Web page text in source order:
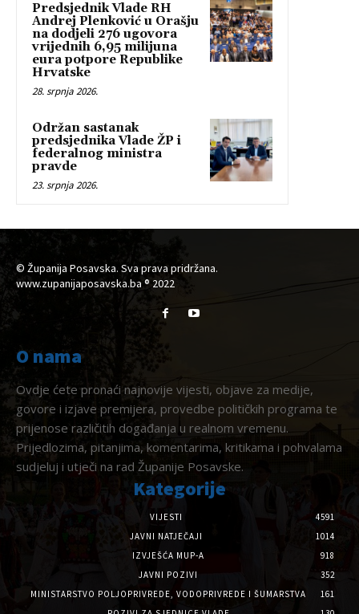
Predsjednik Vlade RH
Andrej Plenković u Orašju
na dodjeli 276 ugovora
vrijednih 6,95 milijuna
eura potpore Republike
Hrvatske
28. srpnja 2026.
Održan sastanak
predsjednika Vlade ŽP i
federalnog ministra
pravde
23. srpnja 2026.
© Županija Posavska. Sva prava pridržana.
www.zupanijaposavska.ba ® 2022
O nama
Ovdje ćete pronaći najnovije vijesti, objave za medije,
govore i izjave premijera, provedbe političkih programa te
prijenose različitih događanja u realnom vremenu.
Prijedlozima, pitanjima, komentarima, kritikama i pohvalama
sudjeluj i utječi na rad Županije Posavske.
Kategorije
VIJESTI
4591
JAVNI NATJEČAJI
1014
IZVJEŠĆA MUP-A
918
JAVNI POZIVI
352
MINISTARSTVO POLJOPRIVREDE, VODOPRIVREDE I ŠUMARSTVA
161